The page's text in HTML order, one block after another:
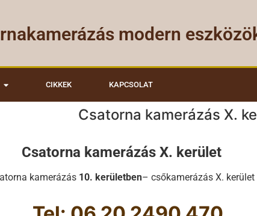
modern
CIKKEK KAPCSOLAT
Csatorna kamerázás X.
Csatorna kamerázás X. kerület
kamerázás 10. kerületben– csőkamerázás X. kerület